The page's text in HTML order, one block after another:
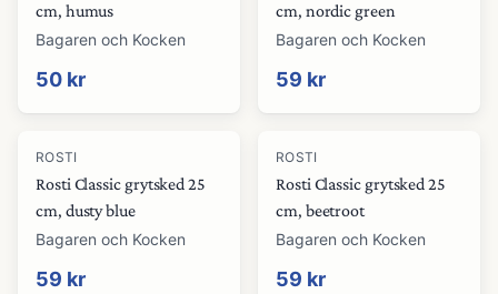
cm, humus
Bagaren och Kocken
50 kr
cm, nordic green
Bagaren och Kocken
59 kr
ROSTI
Rosti Classic grytsked 25
cm, dusty blue
Bagaren och Kocken
59 kr
ROSTI
Rosti Classic grytsked 25
cm, beetroot
Bagaren och Kocken
59 kr